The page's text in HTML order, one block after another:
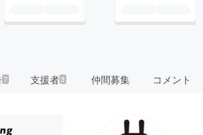
7 支援者3 仲間募集 コメント